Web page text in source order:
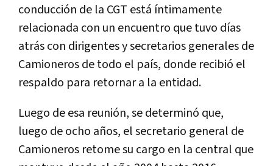
conducción de la CGT está íntimamente
relacionada con un encuentro que tuvo días
atrás con dirigentes y secretarios generales de
Camioneros de todo el país, donde recibió el
respaldo para retornar a la entidad.
Luego de esa reunión, se determinó que,
luego de ocho años, el secretario general de
Camioneros retome su cargo en la central que